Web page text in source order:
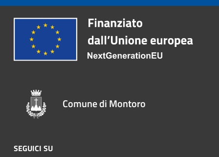
Comune di Montoro
SEGUICI SU